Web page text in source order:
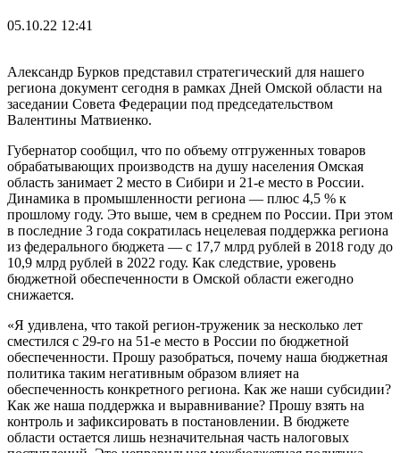
05.10.22 12:41
Александр Бурков представил стратегический для нашего
региона документ сегодня в рамках Дней Омской области на
заседании Совета Федерации под председательством
Валентины Матвиенко.
Губернатор сообщил, что по объему отгруженных товаров
обрабатывающих производств на душу населения Омская
область занимает 2 место в Сибири и 21-е место в России.
Динамика в промышленности региона — плюс 4,5 % к
прошлому году. Это выше, чем в среднем по России. При этом
в последние 3 года сократилась нецелевая поддержка региона
из федерального бюджета — с 17,7 млрд рублей в 2018 году до
10,9 млрд рублей в 2022 году. Как следствие, уровень
бюджетной обеспеченности в Омской области ежегодно
снижается.
«Я удивлена, что такой регион-труженик за несколько лет
сместился с 29-го на 51-е место в России по бюджетной
обеспеченности. Прошу разобраться, почему наша бюджетная
политика таким негативным образом влияет на
обеспеченность конкретного региона. Как же наши субсидии?
Как же наша поддержка и выравнивание? Прошу взять на
контроль и зафиксировать в постановлении. В бюджете
области остается лишь незначительная часть налоговых